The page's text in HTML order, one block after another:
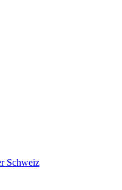
Schweiz